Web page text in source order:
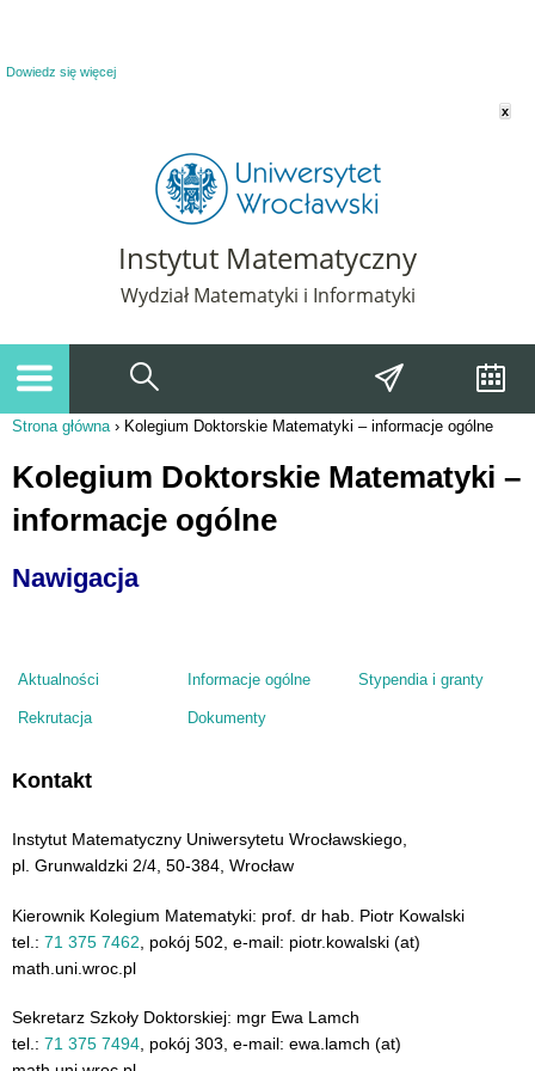
Dowiedz się więcej
x
Instytut Matematyczny
Wydział Matematyki i Informatyki
Strona główna› Kolegium Doktorskie Matematyki – informacje ogólne
Kolegium Doktorskie Matematyki –
informacje ogólne
Nawigacja
Aktualności Informacje ogólne Stypendia i granty
Rekrutacja Dokumenty
Kontakt
Instytut Matematyczny Uniwersytetu Wrocławskiego,
pl. Grunwaldzki 2/4, 50-384, Wrocław
Kierownik Kolegium Matematyki: prof. dr hab. Piotr Kowalski
tel.: 71 375 7462 , pokój 502, e-mail: piotr.kowalski (at)
math.uni.wroc.pl
Sekretarz Szkoły Doktorskiej: mgr Ewa Lamch
tel.: 71 375 7494 , pokój 303, e-mail: ewa.lamch (at)